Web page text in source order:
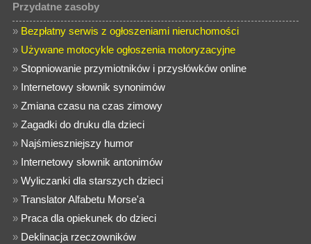
Przydatne zasoby
» Bezpłatny serwis z ogłoszeniami nieruchomości
» Używane motocykle ogłoszenia motoryzacyjne
» Stopniowanie przymiotników i przysłówków online
» Internetowy słownik synonimów
»Zmiana czasu na czas zimowy
»Zagadki do druku dla dzieci
» Najśmieszniejszy humor
» Internetowy słownik antonimów
»Wyliczanki dla starszych dzieci
»Translator Alfabetu Morse'a
» Praca dla opiekunek do dzieci
» Deklinacja rzeczowników